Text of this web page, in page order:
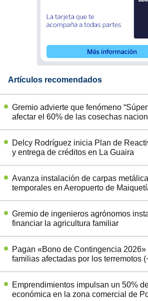
Artículos recomendados
Gremio advierte que fenómeno
afectar el 60% de las cosechas
Delcy Rodríguez inicia Plan de
y entrega de créditos en La Guaira
Avanza instalación de carpas
temporales en Aeropuerto de
Gremio de ingenieros agrónomos
financiar la agricultura familiar
Pagan «Bono de Contingencia 2026»
familias afectadas por los terremotos
Emprendimientos impulsan un 50%
económica en la zona comercial de